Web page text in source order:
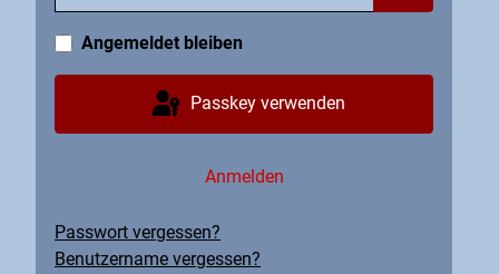
Passwort
Angemeldet bleiben
Passkey verwenden
Anmelden
Passwort vergessen?
Benutzername vergessen?